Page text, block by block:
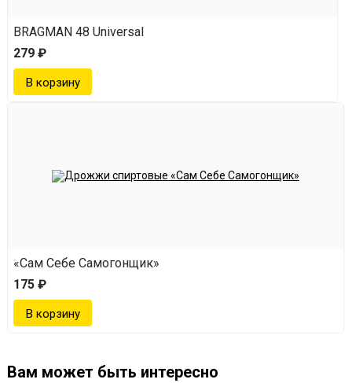
BRAGMAN 48 Universal
279 ₽
«Сам Себе Самогонщик»
175 ₽
Вам может быть интересно